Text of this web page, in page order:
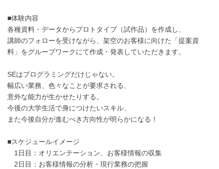
■体験内容
各種資料・データからプロトタイプ（試作品）を作成し、
講師のフォローを受けながら、架空のお客様に向けた「提案資
料」をグループワークにて作成・発表していただきます。
SEはプログラミングだけじゃない。
幅広い業務、色々なことが要求される、
意外な能力が生かせたりする。
今後の大学生活で身につけたいスキル、
また今後自分が進むべき方向性が明らかになる！
■スケジュールイメージ
1日目：オリエンテーション、お客様情報の収集
2日目：お客様情報の分析・現行業務の把握